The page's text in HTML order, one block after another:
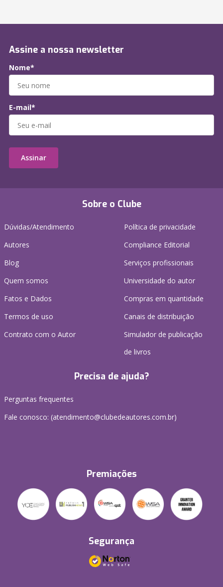
Sobre o Clube
Dúvidas/Atendimento
Autores
Blog
Quem somos
Fatos e Dados
Termos de uso
Contrato com o Autor
Política de privacidade
Compliance Editorial
Serviços profissionais
Universidade do autor
Compras em quantidade
Canais de distribuição
Simulador de publicação
de livros
Precisa de ajuda?
Perguntas frequentes
Fale conosco: (atendimento@clubedeautores.com.br)
Premiações
Segurança
Assine a nossa newsletter
Nome*
E-mail*
Assinar